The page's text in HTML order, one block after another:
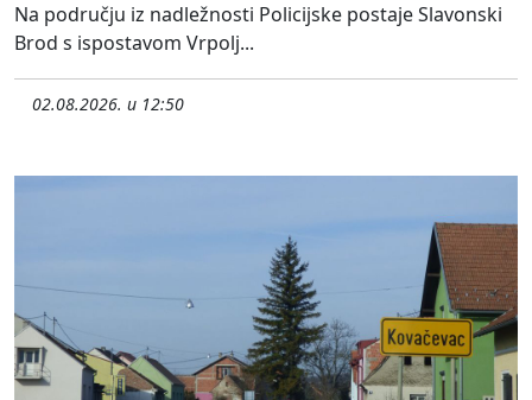
Na području iz nadležnosti Policijske postaje Slavonski
Brod s ispostavom Vrpolj...
02.08.2026. u 12:50